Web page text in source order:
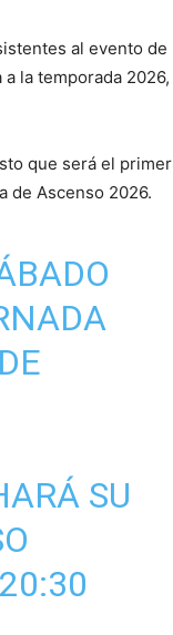
al evento de
la temporada 2026,
que será el primer
de Ascenso 2026.
SU